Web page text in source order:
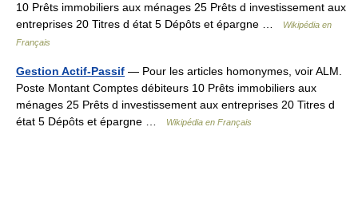
10 Prêts immobiliers aux ménages 25 Prêts d investissement aux
entreprises 20 Titres d état 5 Dépôts et épargne …
Wikipédia en
Français
Gestion Actif-Passif — Pour les articles homonymes, voir ALM.
Poste Montant Comptes débiteurs 10 Prêts immobiliers aux
ménages 25 Prêts d investissement aux entreprises 20 Titres d
état 5 Dépôts et épargne …
Wikipédia en Français